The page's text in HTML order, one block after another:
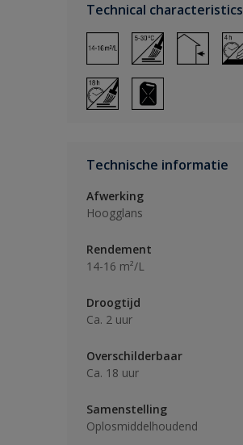
Technical characteristics
Technische informatie
Afwerking
Hoogglans
Rendement
14-16 m²/L
Droogtijd
Ca. 2 uur
Overschilderbaar
Ca. 18 uur
Samenstelling
Oplosmiddelhoudend